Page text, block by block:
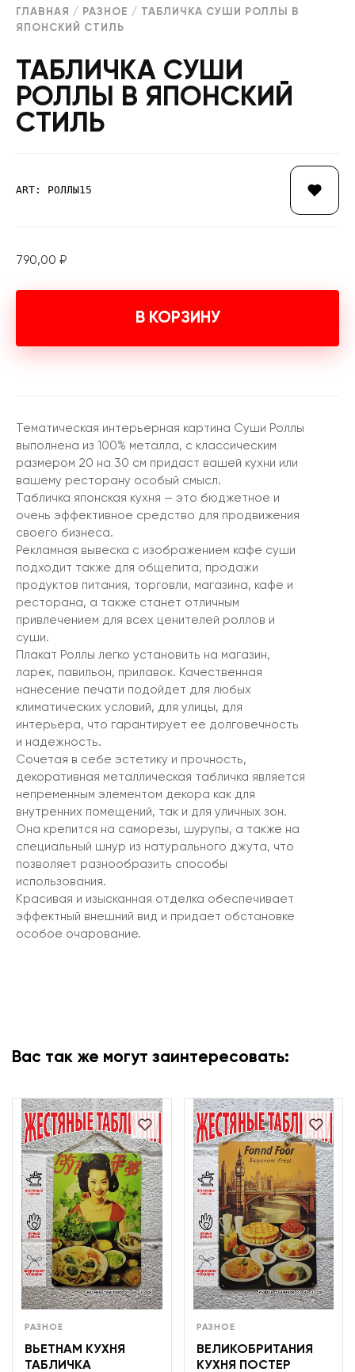
ГЛАВНАЯ / РАЗНОЕ / ТАБЛИЧКА СУШИ РОЛЛЫ В
ЯПОНСКИЙ СТИЛЬ
ТАБЛИЧКА СУШИ
РОЛЛЫ В ЯПОНСКИЙ
СТИЛЬ
ART: РОЛЛЫ15
790,00 ₽
В КОРЗИНУ
Тематическая интерьерная картина Суши Роллы
выполнена из 100% металла, с классическим
размером 20 на 30 см придаст вашей кухни или
вашему ресторану особый смысл.
Табличка японская кухня — это бюджетное и
очень эффективное средство для продвижения
своего бизнеса.
Рекламная вывеска с изображением кафе суши
подходит также для общепита, продажи
продуктов питания, торговли, магазина, кафе и
ресторана, а также станет отличным
привлечением для всех ценителей роллов и
суши.
Плакат Роллы легко установить на магазин,
ларек, павильон, прилавок. Качественная
нанесение печати подойдет для любых
климатических условий, для улицы, для
интерьера, что гарантирует ее долговечность
и надежность.
Сочетая в себе эстетику и прочность,
декоративная металлическая табличка является
непременным элементом декора как для
внутренних помещений, так и для уличных зон.
Она крепится на саморезы, шурупы, а также на
специальный шнур из натурального джута, что
позволяет разнообразить способы
использования.
Красивая и изысканная отделка обеспечивает
эффектный внешний вид и придает обстановке
особое очарование.
Вас так же могут заинтересовать:
РАЗНОЕ
ВЬЕТНАМ КУХНЯ
ТАБЛИЧКА
РАЗНОЕ
ВЕЛИКОБРИТАНИЯ
КУХНЯ ПОСТЕР